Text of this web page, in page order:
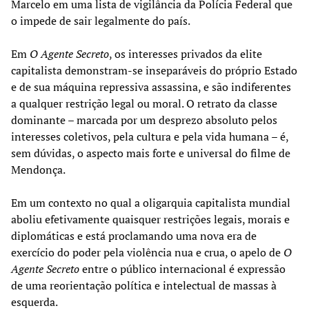
Marcelo em uma lista de vigilância da Polícia Federal que
o impede de sair legalmente do país.
Em O Agente Secreto, os interesses privados da elite
capitalista demonstram-se inseparáveis do próprio Estado
e de sua máquina repressiva assassina, e são indiferentes
a qualquer restrição legal ou moral. O retrato da classe
dominante – marcada por um desprezo absoluto pelos
interesses coletivos, pela cultura e pela vida humana – é,
sem dúvidas, o aspecto mais forte e universal do filme de
Mendonça.
Em um contexto no qual a oligarquia capitalista mundial
aboliu efetivamente quaisquer restrições legais, morais e
diplomáticas e está proclamando uma nova era de
exercício do poder pela violência nua e crua, o apelo de O
Agente Secretoentre o público internacional é expressão
de uma reorientação política e intelectual de massas à
esquerda.